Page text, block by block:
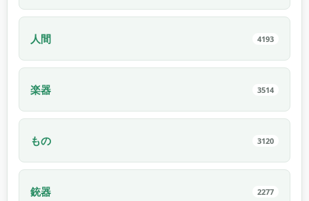
人間 4193
楽器 3514
もの 3120
銃器 2277